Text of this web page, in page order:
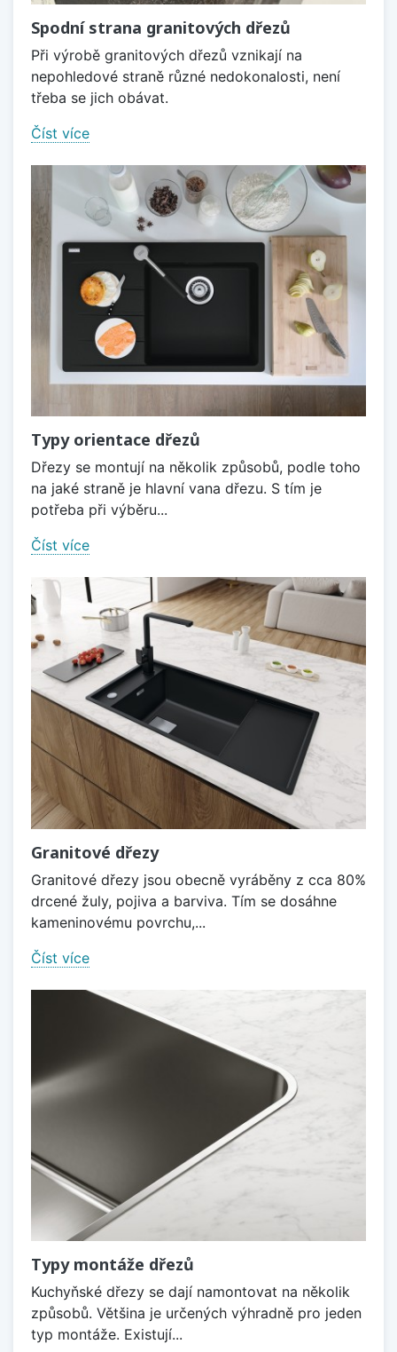
Spodní strana granitových dřezů
Při výrobě granitových dřezů vznikají na
nepohledové straně různé nedokonalosti, není
třeba se jich obávat.
Číst více
Typy orientace dřezů
Dřezy se montují na několik způsobů, podle toho
na jaké straně je hlavní vana dřezu. S tím je
potřeba při výběru...
Číst více
Granitové dřezy
Granitové dřezy jsou obecně vyráběny z cca 80%
drcené žuly, pojiva a barviva. Tím se dosáhne
kameninovému povrchu,...
Číst více
Typy montáže dřezů
Kuchyňské dřezy se dají namontovat na několik
způsobů. Většina je určených výhradně pro jeden
typ montáže. Existují...